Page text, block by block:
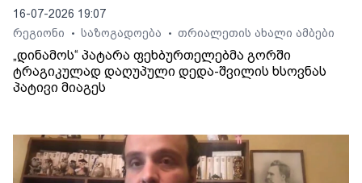
16-07-2026 19:07
რეგიონი
• საზოგადოება • თრიალეთის ახალი ამბები
„დინამოს“ პატარა ფეხბურთელებმა გორში
ტრაგიკულად დაღუპული დედა-შვილის ხსოვნას
პატივი მიაგეს